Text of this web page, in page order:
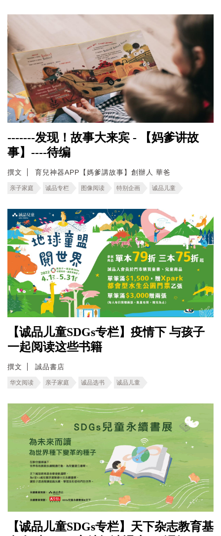
-------发现！故事大来宾 - 【妈爹讲故
事】----待编
撰文 育兒神器APP【媽爹講故事】創辦人 華爸
亲子家庭 诚品专栏 图像阅读 特别企画 诚品儿童
【诚品儿童SDGs专栏】疫情下 与孩子
一起阅读这些书籍
撰文 誠品書店
华文阅读 亲子家庭 诚品选书 诚品儿童
【诚品儿童SDGs专栏】天下杂志教育基